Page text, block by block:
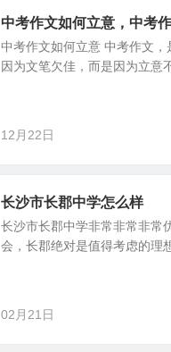
中考作文如何立意，中考
中考作文如何立意 中考作文
因为文笔欠佳，而是因为立意
12月22日
长沙市长郡中学怎么样
长沙市长郡中学非常非常非常
会，长郡绝对是值得考虑的理
02月21日